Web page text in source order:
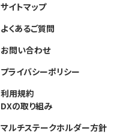
サイトマップ
よくあるご質問
お問い合わせ
プライバシーポリシー
利用規約
DXの取り組み
マルチステークホルダー方針